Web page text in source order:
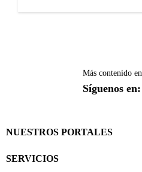
Más contenido en
Síguenos en:
NUESTROS PORTALES
SERVICIOS